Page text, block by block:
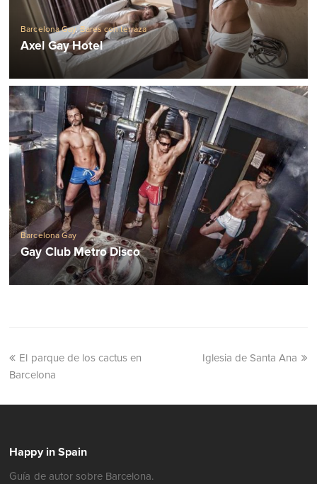
Barcelona Gay,Bares con terraza
Axel Gay Hotel
Barcelona Gay
Gay Club Metro Disco
El parque de los cactus en
Barcelona
Iglesia de Santa Ana
Happy in Spain
Guía de autor sobre Barcelona.